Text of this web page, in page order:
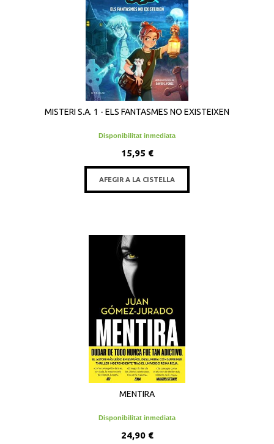
MISTERI S.A. 1 - ELS FANTASMES NO EXISTEIXEN
Disponibilitat inmediata
15,95 €
AFEGIR A LA CISTELLA
MENTIRA
Disponibilitat inmediata
24,90 €